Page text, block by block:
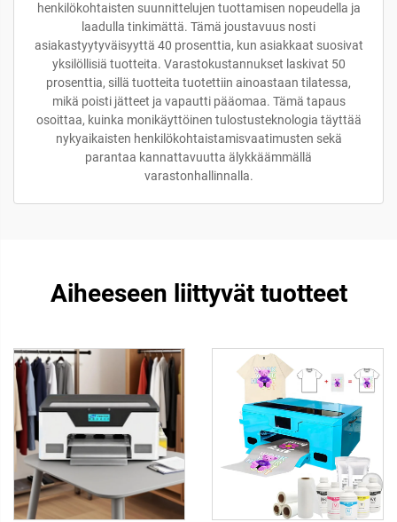
henkilökohtaisten suunnittelujen tuottamisen nopeudella ja
laadulla tinkimättä. Tämä joustavuus nosti
asiakastyytyväisyyttä 40 prosenttia, kun asiakkaat suosivat
yksilöllisiä tuotteita. Varastokustannukset laskivat 50
prosenttia, sillä tuotteita tuotettiin ainoastaan tilatessa,
mikä poisti jätteet ja vapautti pääomaa. Tämä tapaus
osoittaa, kuinka monikäyttöinen tulostusteknologia täyttää
nykyaikaisten henkilökohtaistamisvaatimusten sekä
parantaa kannattavuutta älykkäämmällä
varastonhallinnalla.
Aiheeseen liittyvät tuotteet